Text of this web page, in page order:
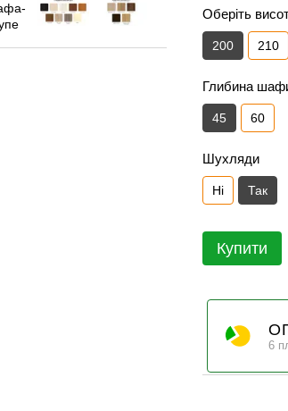
Оберіть
200 210
Глибина
45 60
Шухляди
Ні Так
Купити
6